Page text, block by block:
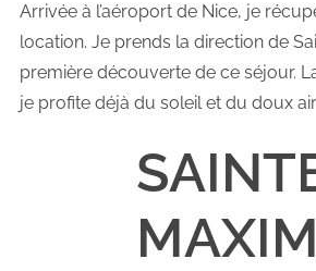
Arrivée à l’aéroport de Nice, je
location. Je prends la direction de
première découverte de ce séjour.
je profite déjà du soleil et du doux